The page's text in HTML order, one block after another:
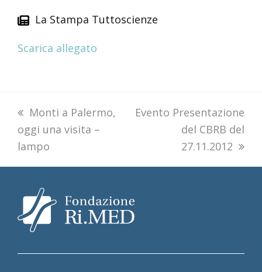
La Stampa Tuttoscienze
Scarica allegato
previous
post:
Monti a Palermo,
oggi una visita –
lampo
next
Evento Presentazione
del CBRB del
27.11.2012